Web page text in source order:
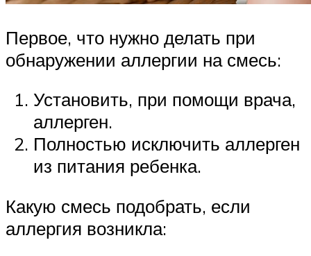
Первое, что нужно делать при
обнаружении аллергии на смесь:
Установить, при помощи врача,
аллерген.
Полностью исключить аллерген
из питания ребенка.
Какую смесь подобрать, если
аллергия возникла: